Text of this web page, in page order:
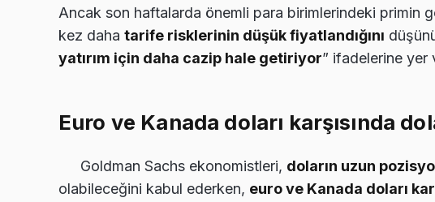
Ancak son haftalarda önemli para birimlerindeki primin
kez daha tarife risklerinin düşük fiyatlandığını
yatırım için daha cazip hale getiriyor” ifadelerine yer
Euro ve Kanada doları karşısında
Goldman Sachs ekonomistleri, doların uzun
olabileceğini kabul ederken, euro ve Kanada doları